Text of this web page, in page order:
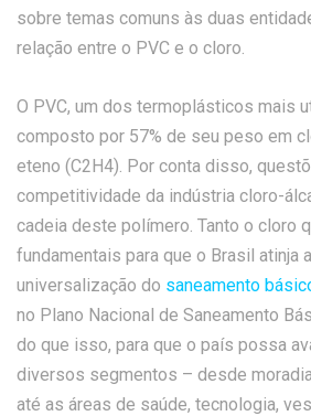
sobre temas comuns às duas
relação entre o PVC e o cloro.
O PVC, um dos termoplásticos mais
composto por 57% de seu peso em
eteno (C2H4). Por conta disso,
competitividade da indústria cloro-
cadeia deste polímero. Tanto o cloro
fundamentais para que o Brasil atinja
universalização do saneamento
no Plano Nacional de Saneamento
do que isso, para que o país possa
diversos segmentos – desde
até as áreas de saúde, tecnologia,